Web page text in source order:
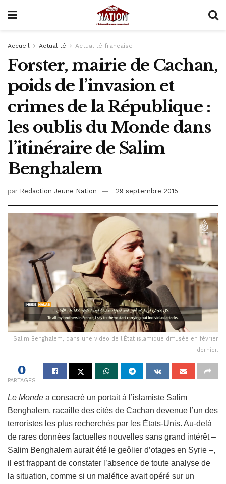
Accueil Actualité Actualité française
Forster, mairie de Cachan,
poids de l’invasion et
crimes de la République :
les oublis du Monde dans
l’itinéraire de Salim
Benghalem
par Redaction Jeune Nation 29 septembre 2015
Salim Benghalem, dans une vidéo de l'État islamique diffusée en février
dernier.
0
PARTAGES
Le Monde a consacré un portait à l’islamiste Salim
Benghalem, racaille des cités de Cachan devenue l’un des
terroristes les plus recherchés par les États-Unis. Au-delà
de rares données factuelles nouvelles sans grand intérêt –
Salim Benghalem aurait été le geôlier d’otages en Syrie –,
il est frappant de constater l’absence de toute analyse de
la situation, comme si un maléfice avait opéré sur un